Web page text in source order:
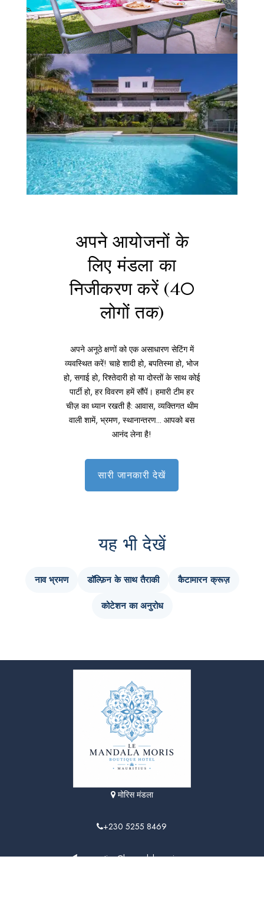
अपने आयोजनों के
लिए मंडला का
निजीकरण करें (40
लोगों तक)
अपने अनूठे क्षणों को एक असाधारण सेटिंग में
व्यवस्थित करें! चाहे शादी हो, बपतिस्मा हो, भोज
हो, सगाई हो, रिश्तेदारी हो या दोस्तों के साथ कोई
पार्टी हो, हर विवरण हमें सौंपें। हमारी टीम हर
चीज़ का ध्यान रखती है: आवास, व्यक्तिगत थीम
वाली शामें, भ्रमण, स्थानान्तरण... आपको बस
आनंद लेना है!
सारी जानकारी देखें
यह भी देखें
नाव भ्रमण डॉल्फ़िन के साथ तैराकी
कैटामारन क्रूज़
कोटेशन का अनुरोध
मोरिस मंडला
+230 5255 8469
reservation@lemandalamoris.com